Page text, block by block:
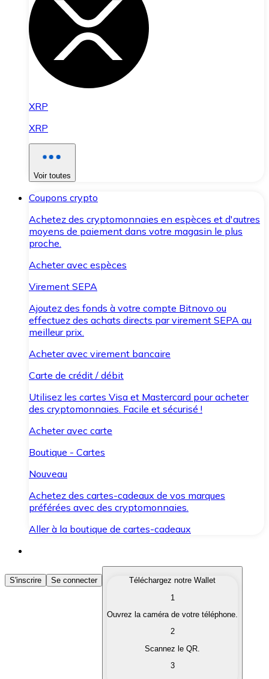
XRP
XRP
Voir toutes
Coupons crypto
Achetez des cryptomonnaies en espèces et d'autres
moyens de paiement dans votre magasin le plus
proche.
Acheter avec espèces
Virement SEPA
Ajoutez des fonds à votre compte Bitnovo ou
effectuez des achats directs par virement SEPA au
meilleur prix.
Acheter avec virement bancaire
Carte de crédit / débit
Utilisez les cartes Visa et Mastercard pour acheter
des cryptomonnaies. Facile et sécurisé !
Acheter avec carte
Boutique - Cartes
Nouveau
Achetez des cartes-cadeaux de vos marques
préférées avec des cryptomonnaies.
Aller à la boutique de cartes-cadeaux
Acheter des Cryptomonnaies
Achetez les cryptomonnaies qui vous intéressent
Convertissez vos cryptomonnaies en monnaie
S'inscrire Se connecter
Téléchargez notre Wallet
1
Ouvrez la caméra de votre téléphone.
2
Scannez le QR.
3